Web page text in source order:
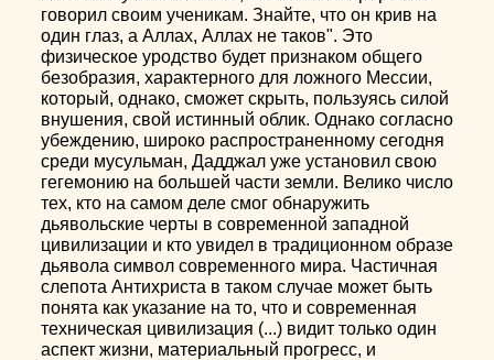
говорил своим ученикам. Знайте, что он крив на
один глаз, а Аллах, Аллах не таков". Это
физическое уродство будет признаком общего
безобразия, характерного для ложного Мессии,
который, однако, сможет скрыть, пользуясь силой
внушения, свой истинный облик. Однако согласно
убеждению, широко распространенному сегодня
среди мусульман, Дадджал уже установил свою
гегемонию на большей части земли. Велико число
тех, кто на самом деле смог обнаружить
дьявольские черты в современной западной
цивилизации и кто увидел в традиционном образе
дьявола символ современного мира. Частичная
слепота Антихриста в таком случае может быть
понята как указание на то, что и современная
техническая цивилизация (...) видит только один
аспект жизни, материальный прогресс, и